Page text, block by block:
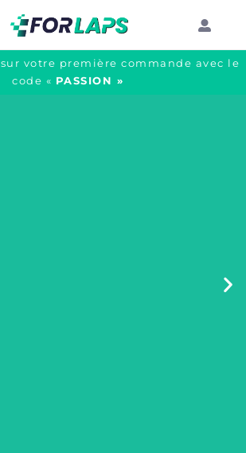
sur votre première commande avec le
code « PASSION »